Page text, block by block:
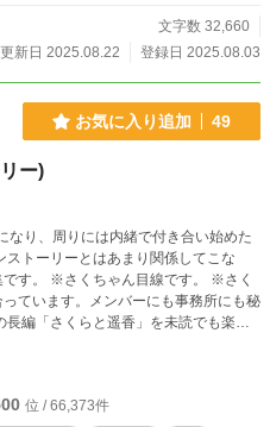
文字数 32,660
新日 2025.08.22
登録日 2025.08.03
お気に入り追加 49
ー)
なり、周りには内緒で付き合い始めた
トーリーとはあまり関係してこな
す。 ※さくちゃん目線です。 ※さく
ています。メンバーにも事務所にも秘
編「さくらと遥香」を未読でも楽し
お読みいただくことをおすすめしま
同内容で公開中です。
位 / 66,373件